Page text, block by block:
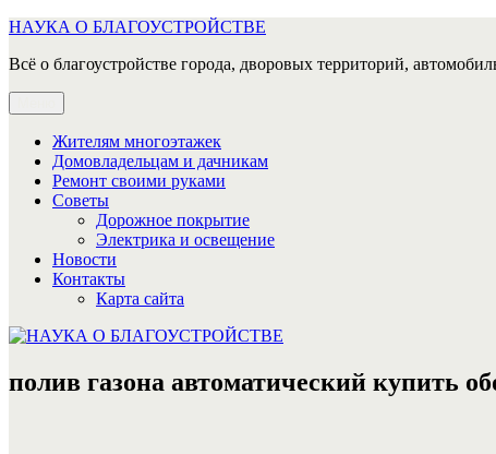
Перейти
содержимому
НАУКА О БЛАГОУСТРОЙСТВЕ
Всё о благоустройстве города, дворовых территорий,
Жителям многоэтажек
Домовладельцам и дачникам
Ремонт своими руками
Советы
Дорожное покрытие
Электрика и освещение
Новости
Контакты
Карта сайта
полив газона автоматический купить